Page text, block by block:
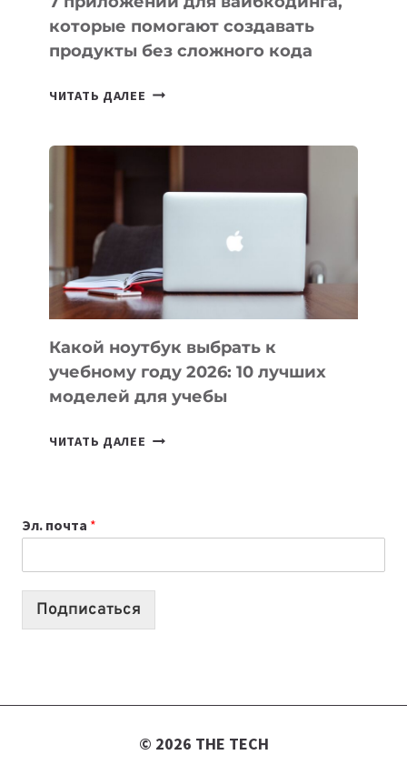
которые помогают создавать
продукты без сложного кода
ЧИТАТЬ ДАЛЕЕ 7
ПОМОГАЮТ
СОЗДАВАТЬ
БЕЗ
СЛОЖНОГО
КОДА
Какой ноутбук выбрать к
учебному году 2026: 10 лучших
моделей для учебы
ЧИТАТЬ ДАЛЕЕ КАКОЙ
2026:
10
Эл. почта *
Подписаться
© 2026 THE TECH